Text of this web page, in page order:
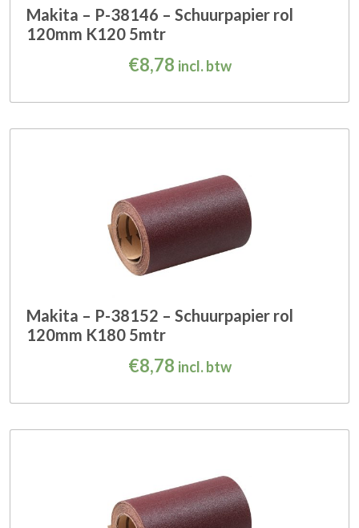
Makita – P-38146 – Schuurpapier rol
120mm K120 5mtr
€8,78 incl. btw
Makita – P-38152 – Schuurpapier rol
120mm K180 5mtr
€8,78 incl. btw